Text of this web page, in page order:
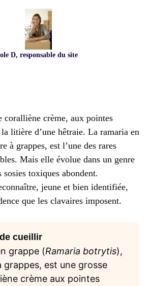
D, responsable du site
coralliène crème, aux pointes
la litière d’une hêtraie. La ramaria en
à grappes, est l’une des rares
Mais elle évolue dans un genre
sosies toxiques abondent.
jeune et bien identifiée,
que les clavaires imposent.
cueillir
grappe (Ramaria botrytis),
grappes, est une grosse
crème aux pointes